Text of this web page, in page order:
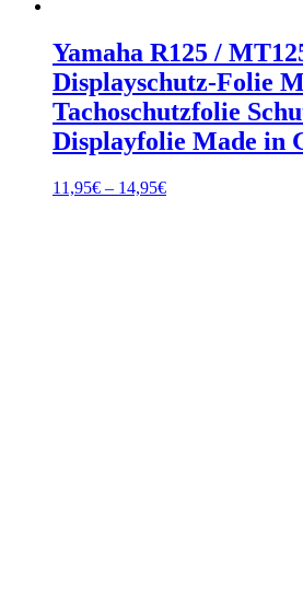
Yamaha R125 /
Displayschutz-Folie
Tachoschutzfolie
Displayfolie Made in
11,95€ – 14,95€Preisspanne: